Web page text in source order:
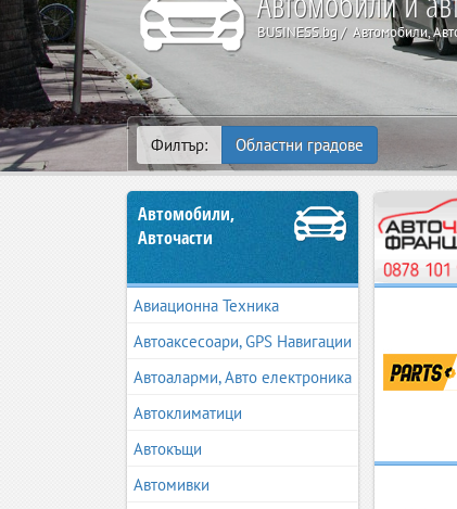
BUSINESS.bg Автомобили,
Филтър: Областни градове
Автомобили,
Авточасти
Авиационна Техника
Автоаксесоари, GPS Навигации
Автоаларми, Авто електроника
Автоклиматици
Автокъщи
Автомивки